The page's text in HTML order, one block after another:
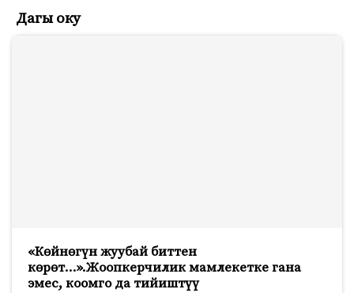
Дагы оку
«Көйнөгүн жуубай биттен
көрөт…».Жоопкерчилик мамлекетке гана
эмес, коомго да тийиштүү